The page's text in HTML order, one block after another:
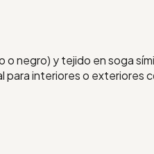
negro) y tejido en soga
para interiores o exteriores